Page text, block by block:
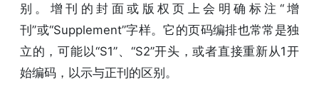
别。增刊的封面或版权页上会明确标注“增
刊”或“Supplement”字样。它的页码编排也常常是独
立的，可能以“S1”、“S2”开头，或者直接重新从1开
始编码，以示与正刊的区别。